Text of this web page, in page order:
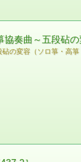
奏曲～五段砧の
の変容（ソロ箏・高